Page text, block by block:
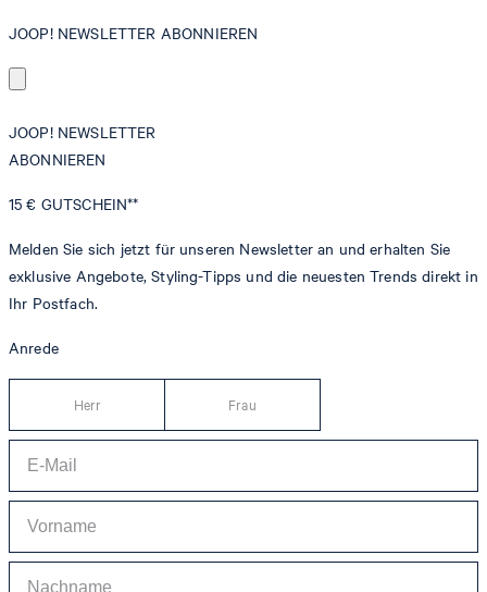
JOOP! NEWSLETTER ABONNIEREN
JOOP! NEWSLETTER
ABONNIEREN
15 € GUTSCHEIN**
Melden Sie sich jetzt für unseren Newsletter an und erhalten Sie
exklusive Angebote, Styling-Tipps und die neuesten Trends direkt in
Ihr Postfach.
Anrede
Herr Frau